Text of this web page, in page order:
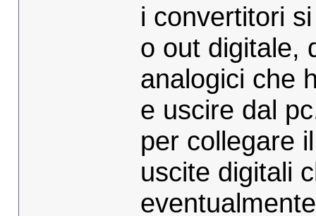
i convertitori
o out digitale,
analogici che
e uscire dal
per collegare
uscite digitali